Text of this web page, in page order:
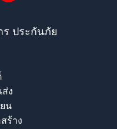
ประกันภัย
ง
น
ร้าง